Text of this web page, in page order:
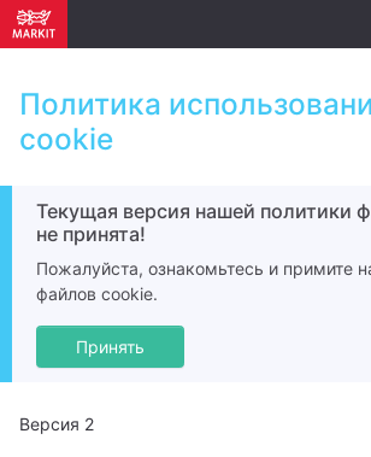
Политика
cookie
Текущая версия нашей политики
не принята!
Пожалуйста, ознакомьтесь и примите
файлов cookie.
Принять
Версия 2